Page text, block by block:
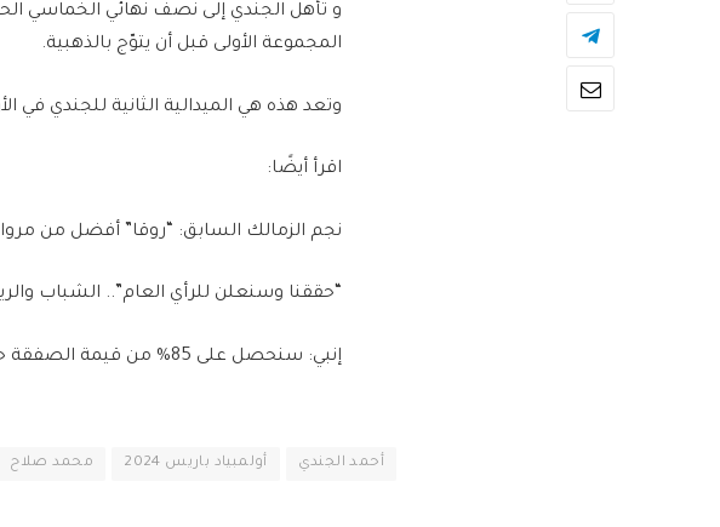
و تأهل الجندي إلى نصف نهائي الخماسي
المجموعة الأولى قبل أن يتوّج بالذهبية.
وتعد هذه هي الميدالية الثانية للجندي في
اقرأ أيضًا:
نجم الزمالك السابق: “روقا” أفضل من
“حققنا وسنعلن للرأي العام”.. الشباب
إنبي: سنحصل على 85% من قيمة الصفقة حال بيع الزمالك لزياد كمال
أحمد الجندي أولمبياد باريس 2024 محمد صلاح